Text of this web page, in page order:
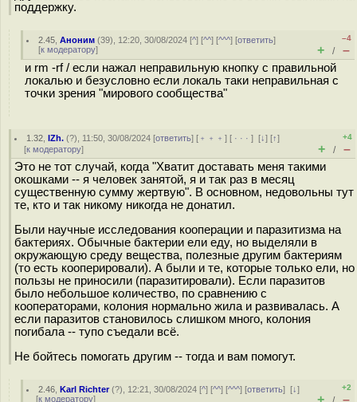
поддержку.
2.45 ,Аноним (39), 12:20, 30/08/2024 [^] [^^] [^^^] [ответить]
[к модератору]
–4
+ / –
и rm -rf / если нажал неправильную кнопку с правильной
локалью и безусловно если локаль таки неправильная с
точки зрения "мирового сообщества"
1.32 ,IZh. (?), 11:50, 30/08/2024 [ответить] [ ﹢﹢﹢] [ · · ·][↓] [↑]
[к модератору]
+4
+ / –
Это не тот случай, когда "Хватит доставать меня такими
окошками -- я человек занятой, я и так раз в месяц
существенную сумму жертвую". В основном, недовольны тут
те, кто и так никому никогда не донатил.
Были научные исследования кооперации и паразитизма на
бактериях. Обычные бактерии ели еду, но выделяли в
окружающую среду вещества, полезные другим бактериям
(то есть кооперировали). А были и те, которые только ели, но
пользы не приносили (паразитировали). Если паразитов
было небольшое количество, по сравнению с
кооператорами, колония нормально жила и развивалась. А
если паразитов становилось слишком много, колония
погибала -- тупо съедали всё.
Не бойтесь помогать другим -- тогда и вам помогут.
2.46 ,Karl Richter(?), 12:21, 30/08/2024 [^] [^^] [^^^] [ответить][↓]
[к модератору]
+2
+ –